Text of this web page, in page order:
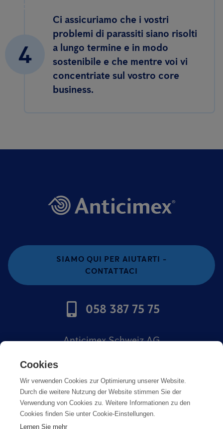
4
Ci assicuriamo che i vostri
problemi di parassiti siano risolti
a lungo termine e in modo
sostenibile e che mentre voi vi
concentriate sul vostro core
business.
SIAMO QUI PER AIUTARTI -
CONTATTACI
058 387 75 75
Anticimex Schweiz AG
Impronta
Cookies
Wir verwenden Cookies zur Optimierung unserer Website.
Durch die weitere Nutzung der Website stimmen Sie der
Verwendung von Cookies zu. Weitere Informationen zu den
Cookies finden Sie unter Cookie-Einstellungen.
Lernen Sie mehr